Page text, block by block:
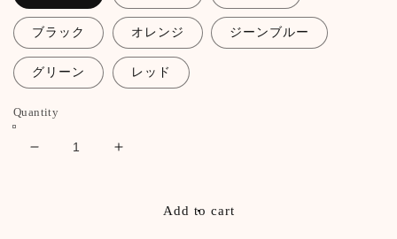
ブラック オレンジ ジーンブルー
グリーン レッド
Quantity
Decrease
Increase
Add to cart